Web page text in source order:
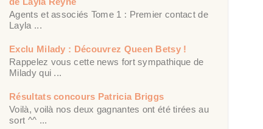
Agents et associés Tome 1 : Premier contact de
Layla ...
Exclu Milady : Découvrez Queen Betsy !
Rappelez vous cette news fort sympathique de
Milady qui ...
Résultats concours Patricia Briggs
Voilà, voilà nos deux gagnantes ont été tirées au
sort ^^ ...